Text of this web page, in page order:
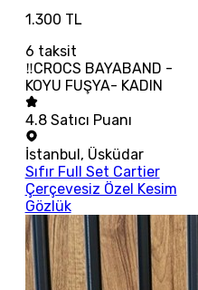
1.300 TL
6 taksit
‼CROCS BAYABAND -
KOYU FUŞYA- KADIN
4.8 Satıcı Puanı
İstanbul, Üsküdar
Sıfır Full Set Cartier
Çerçevesiz Özel Kesim
Gözlük